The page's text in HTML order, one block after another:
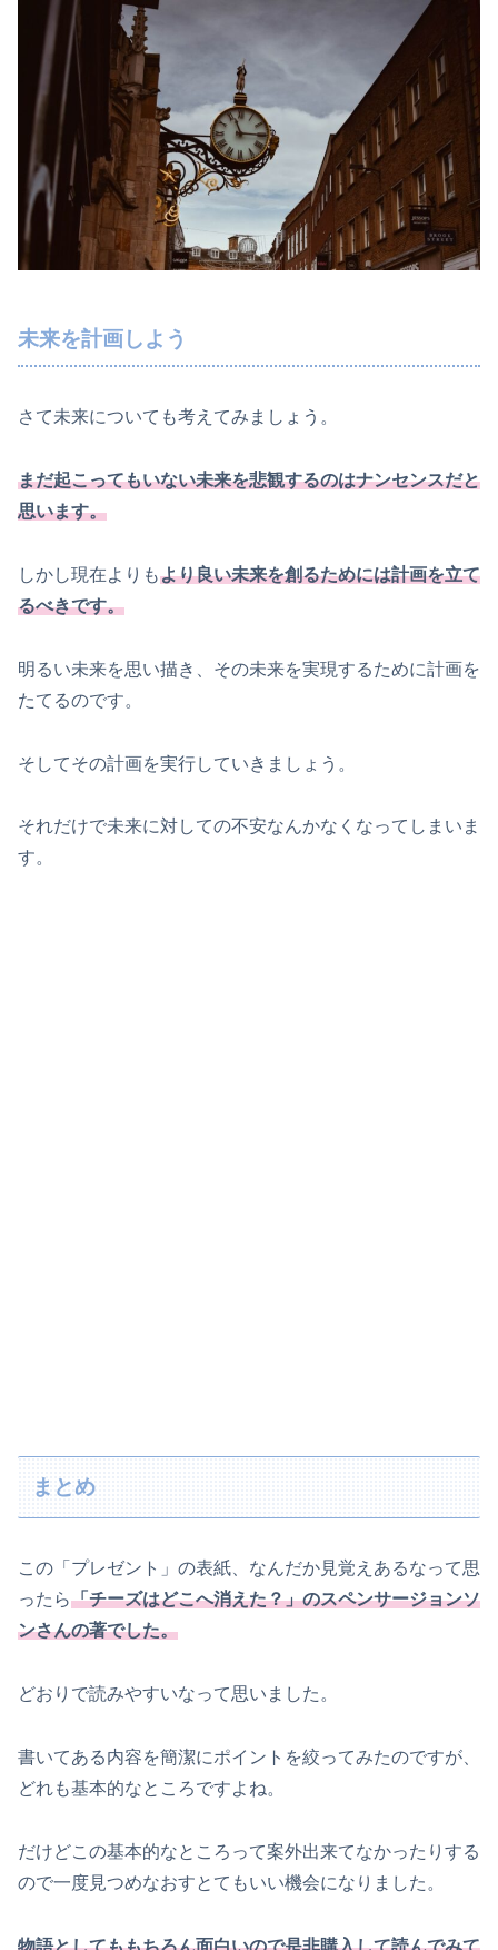
未来を計画しよう
さて未来についても考えてみましょう。
まだ起こってもいない未来を悲観するのはナンセンスだと
思います。
しかし現在よりもより良い未来を創るためには計画を立て
るべきです。
明るい未来を思い描き、その未来を実現するために計画を
たてるのです。
そしてその計画を実行していきましょう。
それだけで未来に対しての不安なんかなくなってしまいま
す。
まとめ
この「プレゼント」の表紙、なんだか見覚えあるなって思
ったら「チーズはどこへ消えた？」のスペンサージョンソ
ンさんの著でした。
どおりで読みやすいなって思いました。
書いてある内容を簡潔にポイントを絞ってみたのですが、
どれも基本的なところですよね。
だけどこの基本的なところって案外出来てなかったりする
ので一度見つめなおすとてもいい機会になりました。
物語としてももちろん面白いので是非購入して読んでみて